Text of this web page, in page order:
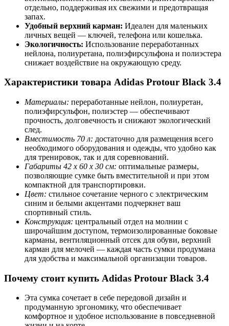
отдельно, поддерживая их свежими и предотвращая
запах.
Удобный верхний карман: Идеален для маленьких
личных вещей — ключей, телефона или кошелька.
Экологичность: Использование переработанных
нейлона, полиуретана, полиэфирсульфона и полиэстера
снижает воздействие на окружающую среду.
Характеристики товара Adidas Protour Black 3.4
Материалы: переработанные нейлон, полиуретан,
полиэфирсульфон, полиэстер — обеспечивают
прочность, долговечность и снижают экологический
след.
Вместимость 70 л: достаточно для размещения всего
необходимого оборудования и одежды, что удобно как
для тренировок, так и для соревнований.
Габариты 42 x 60 x 30 см: оптимальные размеры,
позволяющие сумке быть вместительной и при этом
компактной для транспортировки.
Цвет: стильное сочетание черного с электрическим
синим и белыми акцентами подчеркнет ваш
спортивный стиль.
Конструкция: центральный отдел на молнии с
широчайшим доступом, термоизолированные боковые
карманы, вентиляционный отсек для обуви, верхний
карман для мелочей — каждая часть сумки продумана
для удобства и максимальной организации товаров.
Почему стоит купить Adidas Protour Black 3.4
Эта сумка сочетает в себе передовой дизайн и
продуманную эргономику, что обеспечивает
комфортное и удобное использование в повседневной